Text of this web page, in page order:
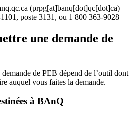
(prpg[at]banq[dot]qc[dot]ca)
poste 3131, ou 1 800 363-9028
une demande de
de PEB dépend de l’outil dont
auquel vous faites la demande.
à BAnQ